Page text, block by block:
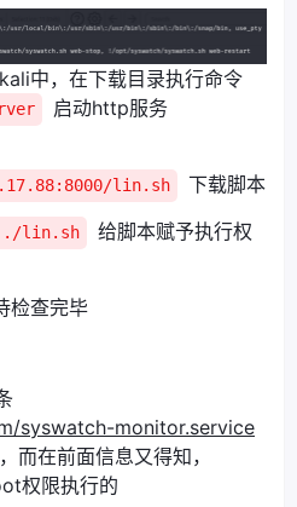
中，在下载目录执行命令
启动http服务
lin.sh
下载脚本
./lin.sh
给脚本赋予执行权
检查完毕
syswatch-monitor.service
而在前面信息又得知，
权限执行的